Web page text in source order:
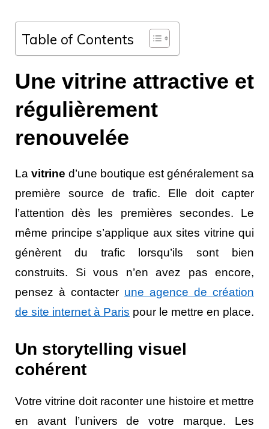
Table of Contents
Une vitrine attractive et
régulièrement
renouvelée
La vitrine d’une boutique est généralement sa
première source de trafic. Elle doit capter
l’attention dès les premières secondes. Le
même principe s’applique aux sites vitrine qui
génèrent du trafic lorsqu’ils sont bien
construits. Si vous n’en avez pas encore,
pensez à contacter une agence de création
de site internet à Paris pour le mettre en place.
Un storytelling visuel
cohérent
Votre vitrine doit raconter une histoire et mettre
en avant l’univers de votre marque. Les